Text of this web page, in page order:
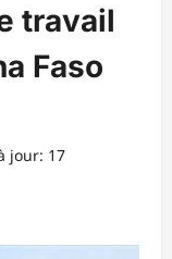
travail
Faso
jour: 17